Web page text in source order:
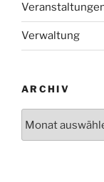
Verwaltung
ARCHIV